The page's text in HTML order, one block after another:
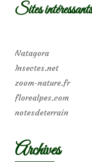
Sites intéressants
Natagora
Insectes.net
zoom-nature.fr
florealpes.com
notesdeterrain
Archives